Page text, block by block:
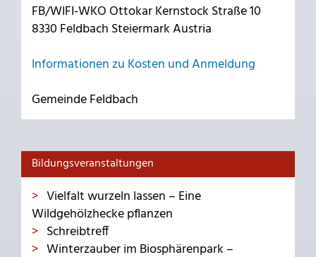
FB/WIFI-WKO Ottokar Kernstock Straße 10
8330 Feldbach Steiermark Austria
Informationen zu Kosten und Anmeldung
Gemeinde Feldbach
Bildungsveranstaltungen
Vielfalt wurzeln lassen – Eine
Wildgehölzhecke pflanzen
Schreibtreff
Winterzauber im Biosphärenpark –